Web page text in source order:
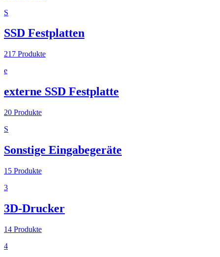
S
SSD Festplatten
217 Produkte
e
externe SSD Festplatte
20 Produkte
S
Sonstige Eingabegeräte
15 Produkte
3
3D-Drucker
14 Produkte
4